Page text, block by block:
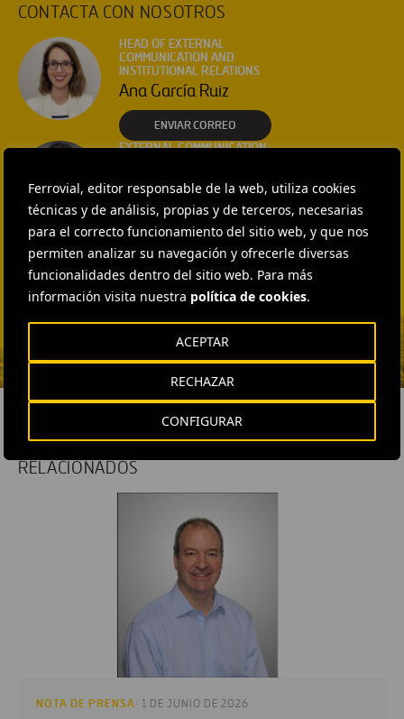
Ferrovial, editor responsable de la web, utiliza cookies
técnicas y de análisis, propias y de terceros, necesarias
para el correcto funcionamiento del sitio web, y que nos
permiten analizar su navegación y ofrecerle diversas
funcionalidades dentro del sitio web. Para más
información visita nuestra política de cookies.
CONFIGURAR
RECHAZAR
ACEPTAR
CONTACTA CON NOSOTROS
HEAD OF EXTERNAL
COMMUNICATION AND
INSTITUTIONAL RELATIONS
Ana García Ruiz
ENVIAR CORREO
EXTERNAL COMMUNICATION
Isabel Muñoz Torres
ENVIAR CORREO
EXTERNAL COMMUNICATION
AND MEDIA RELATIONS
Fátima Gracia De
Vargas
ENVIAR CORREO
RELACIONADOS
NOTA DE PRENSA· 1 DE JUNIO DE 2026